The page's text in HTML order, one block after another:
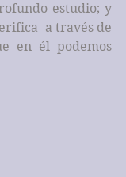
estudio; y
a través de
en él podemos